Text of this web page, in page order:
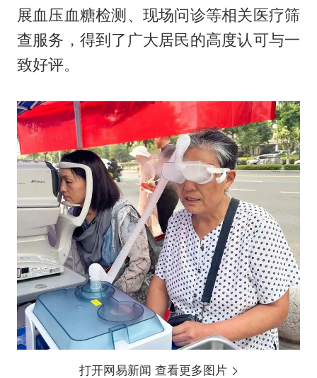
展血压血糖检测、现场问诊等相关医疗筛
查服务，得到了广大居民的高度认可与一
致好评。
打开网易新闻 查看更多图片